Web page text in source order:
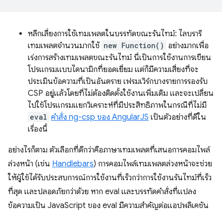
หลีกเลี่ยงการใช้เทมเพลตในบรรทัดขณะรันไทม์: ไลบรารี
เทมเพลตจำนวนมากใช้ new Function() อย่างมากเพื่อ
เร่งการสร้างเทมเพลตขณะรันไทม์ นี่เป็นการใช้งานการเขียน
โปรแกรมแบบไดนามิกที่ยอดเยี่ยม แต่ก็มีความเสี่ยงที่จะ
ประเมินข้อความที่เป็นอันตราย เฟรมเวิร์กบางรายการรองรับ
CSP อยู่แล้วโดยที่ไม่ต้องติดตั้งใช้งานเพิ่มเติม และจะเปลี่ยน
ไปใช้โปรแกรมแยกวิเคราะห์ที่มีประสิทธิภาพในกรณีที่ไม่มี
eval คำสั่ง ng-csp ของ AngularJS เป็นตัวอย่างที่ดีใน
เรื่องนี้
อย่างไรก็ตาม ตัวเลือกที่ดีกว่าคือภาษาเทมเพลตที่เสนอการคอมไพล์
ล่วงหน้า (เช่น Handlebars) การคอมไพล์เทมเพลตล่วงหน้าจะช่วย
ให้ผู้ใช้ได้รับประสบการณ์การใช้งานที่เร็วกว่าการใช้งานรันไทม์ที่เร็ว
ที่สุด และปลอดภัยกว่าด้วย หาก eval และบรรทัดคำสั่งที่แปลง
ข้อความเป็น JavaScript ของ eval มีความสำคัญต่อแอปพลิเคชัน